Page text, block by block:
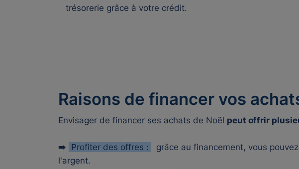
trésorerie grâce à votre crédit.
Raisons de financer vos
Envisager de financer ses achats de Noël peut offrir
➡️ Profiter des offres : grâce au financement, vous pouvez
l'argent.